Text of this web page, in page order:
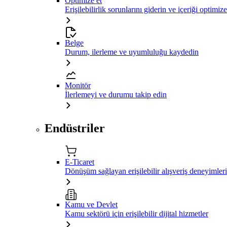
Erişilebilirlik sorunlarını giderin ve içeriği
Belge
Durum, ilerleme ve uyumluluğu kaydedin
Monitör
İlerlemeyi ve durumu takip edin
Endüstriler
E-Ticaret
Dönüşüm sağlayan erişilebilir alışveriş deneyimleri
Kamu ve Devlet
Kamu sektörü için erişilebilir dijital hizmetler